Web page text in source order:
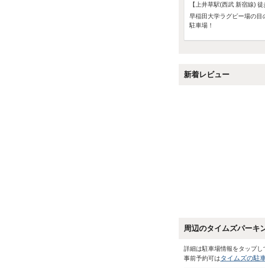
【上井草駅(西武 新宿線) 徒
早稲田大学ラグビー場の
駐車場！
新着レビュー
周辺のタイムズパーキ
詳細は駐車場情報をタップし
事前予約可はタイムズの駐